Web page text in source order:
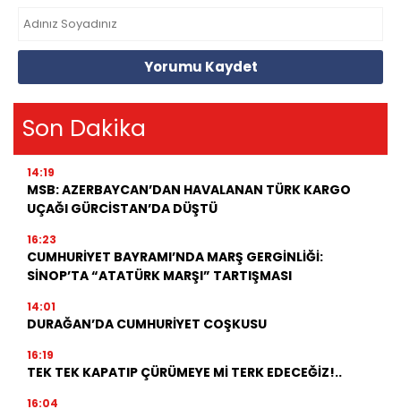
Yorumu Kaydet
Son Dakika
14:19
MSB: AZERBAYCAN’DAN HAVALANAN TÜRK KARGO
UÇAĞI GÜRCİSTAN’DA DÜŞTÜ
16:23
CUMHURİYET BAYRAMI’NDA MARŞ GERGİNLİĞİ:
SİNOP’TA “ATATÜRK MARŞI” TARTIŞMASI
14:01
DURAĞAN’DA CUMHURİYET COŞKUSU
16:19
TEK TEK KAPATIP ÇÜRÜMEYE Mİ TERK EDECEĞİZ!..
16:04